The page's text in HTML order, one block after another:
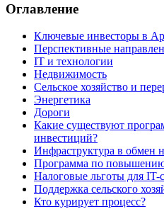
Оглавление
Ключевые инвесторы в
Перспективные
IT и технологии
Недвижимость
Сельское хозяйство и
Энергетика
Дороги
Какие существуют
инвестиций?
Инфраструктура в обмен
Программа по повышению
Налоговые льготы для IT-
Поддержка сельского
Кто курирует процесс?